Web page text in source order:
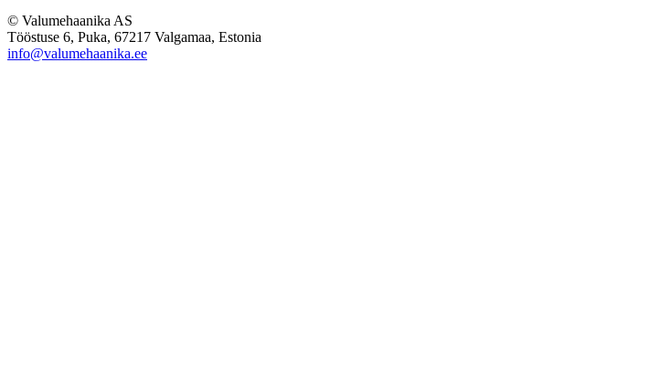
© Valumehaanika AS
Tööstuse 6, Puka, 67217 Valgamaa, Estonia
info@valumehaanika.ee